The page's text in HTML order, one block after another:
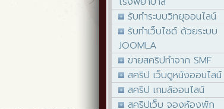
รับทำระบบวิทยุออนไลน์
รับทำเว็บไซต์ ด้วยระบบ
JOOMLA
ขายสคริปทำจาก SMF
สคริป เว็บดูหนังออนไลน์
สคริป เกมส์ออนไลน์
สคริปเว็บ จองห้องพัก